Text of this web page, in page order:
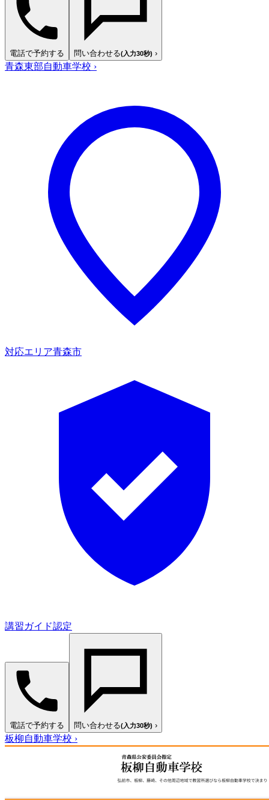
電話で予約する 問い合わせる(入力30秒) ›
青森東部自動車学校 ›
対応エリア青森市
講習ガイド認定
電話で予約する 問い合わせる(入力30秒) ›
板柳自動車学校 ›